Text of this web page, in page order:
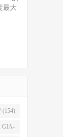
最大
(154)
GIA-